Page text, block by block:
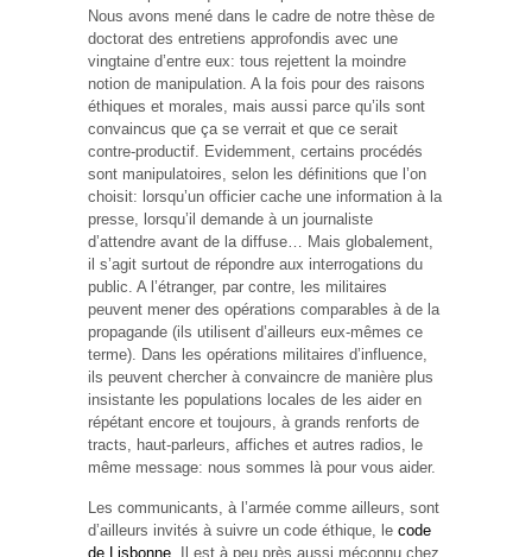
Nous avons mené dans le cadre de notre thèse de
doctorat des entretiens approfondis avec une
vingtaine d’entre eux: tous rejettent la moindre
notion de manipulation. A la fois pour des raisons
éthiques et morales, mais aussi parce qu’ils sont
convaincus que ça se verrait et que ce serait
contre-productif. Evidemment, certains procédés
sont manipulatoires, selon les définitions que l’on
choisit: lorsqu’un officier cache une information à la
presse, lorsqu’il demande à un journaliste
d’attendre avant de la diffuse… Mais globalement,
il s’agit surtout de répondre aux interrogations du
public. A l’étranger, par contre, les militaires
peuvent mener des opérations comparables à de la
propagande (ils utilisent d’ailleurs eux-mêmes ce
terme). Dans les opérations militaires d’influence,
ils peuvent chercher à convaincre de manière plus
insistante les populations locales de les aider en
répétant encore et toujours, à grands renforts de
tracts, haut-parleurs, affiches et autres radios, le
même message: nous sommes là pour vous aider.
Les communicants, à l’armée comme ailleurs, sont
d’ailleurs invités à suivre un code éthique, le code
de Lisbonne . Il est à peu près aussi méconnu chez